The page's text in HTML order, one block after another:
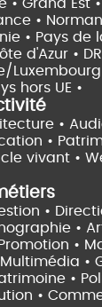
• Grand Est •
•
• Pays de
d'Azur •
Luxembourg
hors UE •
•
•
vivant •
•
•
•
•
•
•